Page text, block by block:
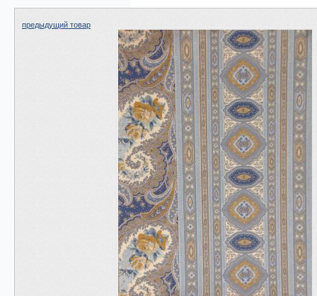
предыдущий товар